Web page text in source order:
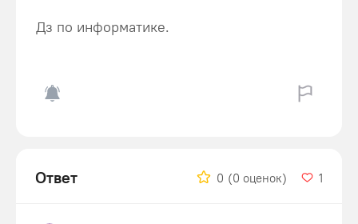
Дз по информатике.
Ответ 0 (0 оценок) 1